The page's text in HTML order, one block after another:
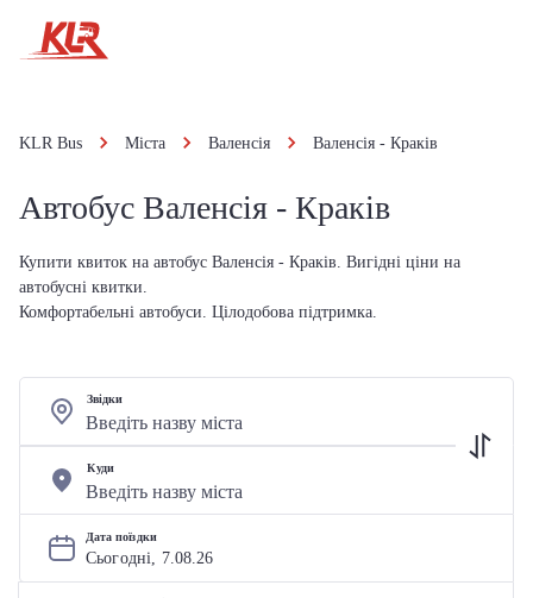
KLR Bus Міста Валенсія Валенсія - Краків
Автобус Валенсія - Краків
Купити квиток на автобус Валенсія - Краків. Вигідні ціни на
автобусні квитки.
Комфортабельні автобуси. Цілодобова підтримка.
Звідки
Куди
Дата поїздки
Сьогодні, 7.08.26